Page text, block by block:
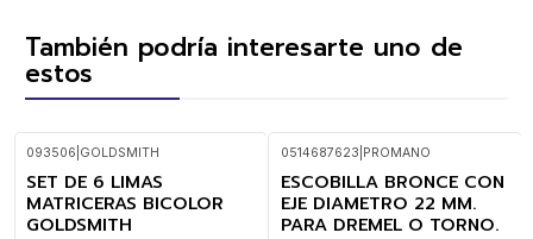
También podría interesarte uno de
estos
093506 GOLDSMITH
SET DE 6 LIMAS
MATRICERAS BICOLOR
GOLDSMITH
0514687623 PROMANO
ESCOBILLA BRONCE CON
EJE DIAMETRO 22 MM.
PARA DREMEL O TORNO.